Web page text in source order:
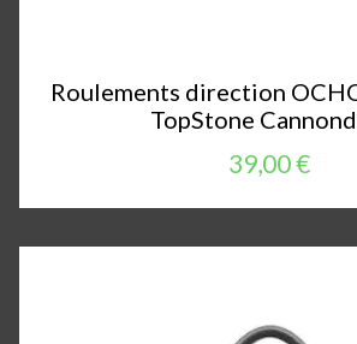
Roulements direction
TopStone
39,00 €